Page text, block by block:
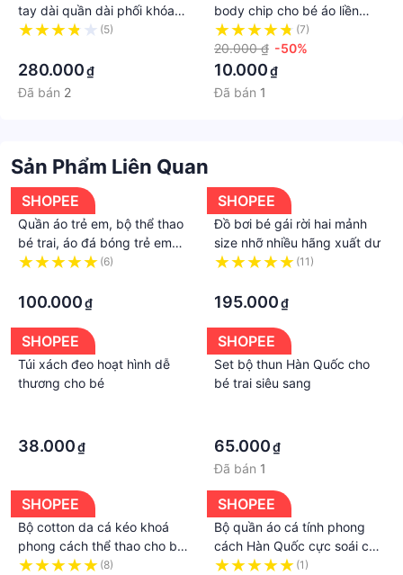
tay dài quần dài phối khóa
kéo gợi cảm thời trang cho
(5)
280.000₫
Đã bán 2
body chip cho bé áo liền
quần xuất dư 100% cotton.
Đồ dài tay, bé gái vào
ShopNEM có nhé
(7)
20.000 ₫ -50%
10.000₫
Đã bán 1
Sản Phẩm Liên Quan
SHOPEE
Quần áo trẻ em, bộ thể thao
bé trai, áo đá bóng trẻ em
tuyển Việt Nam - Chất thun
(6)
100.000₫
SHOPEE
Đồ bơi bé gái rời hai mảnh
size nhỡ nhiều hãng xuất dư
(11)
195.000₫
SHOPEE
Túi xách đeo hoạt hình dễ
thương cho bé
38.000₫
SHOPEE
Set bộ thun Hàn Quốc cho
bé trai siêu sang
65.000₫
Đã bán 1
SHOPEE
Bộ cotton da cá kéo khoá
phong cách thể thao cho bé
trai, bộ thun unisex hàng
(8)
SHOPEE
Bộ quần áo cá tính phong
cách Hàn Quốc cực soái ca
dành cho bé trai-Hàng
(1)